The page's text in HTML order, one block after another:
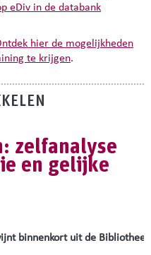
eDiv in de databank
hier de mogelijkheden
te krijgen.
zelfanalyse
en gelijke
binnenkort uit de